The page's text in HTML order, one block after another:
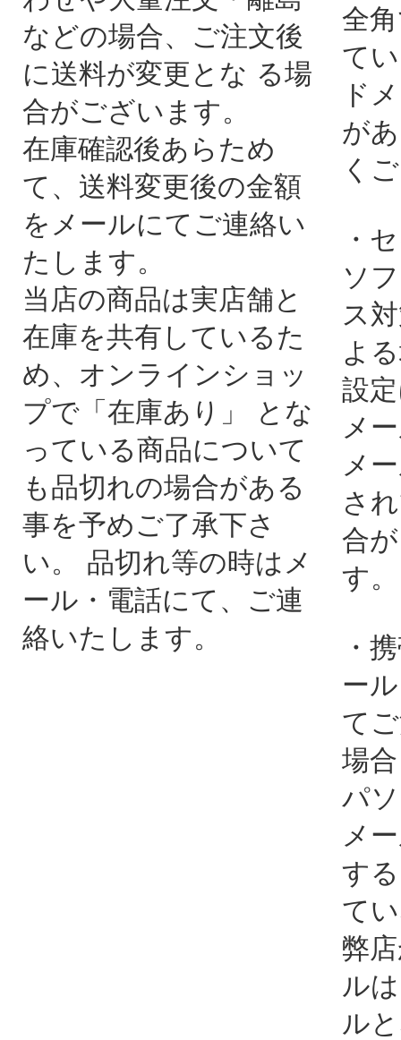
などの場合、ご注文後
に送料が変更とな る場
合がございます。
在庫確認後あらため
て、送料変更後の金額
をメールにてご連絡い
たします。
当店の商品は実店舗と
在庫を共有しているた
め、オンラインショッ
プで「在庫あり」 とな
っている商品について
も品切れの場合がある
事を予めご了承下さ
い。 品切れ等の時はメ
ール・電話にて、ご連
絡いたします。
全
て
ド
が
く
・
ソ
ス
よ
設
メ
メ
さ
合
す。
・
ー
て
場合
パ
メ
す
て
弊
ル
ル